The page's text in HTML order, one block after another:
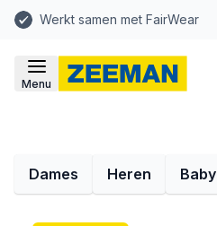
Werkt samen met FairWear
Menu
Dames Heren Baby